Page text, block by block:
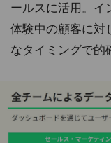
ールスに活用。イ
体験中の顧客に対
なタイミングで的